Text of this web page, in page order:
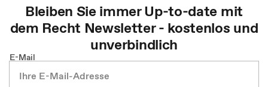
Bleiben Sie immer Up-to-date mit
dem Recht Newsletter - kostenlos und
unverbindlich
E-Mail